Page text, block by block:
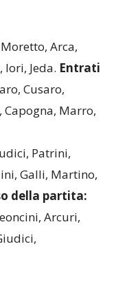
Arca,
Jeda.
Marro,
Galli, Martino,